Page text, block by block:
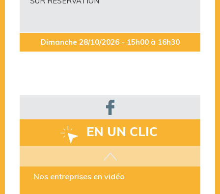
Dimanche 28/10/2026 - 15h00 à 16h30
EN UN CLIC
Les aides disponibles